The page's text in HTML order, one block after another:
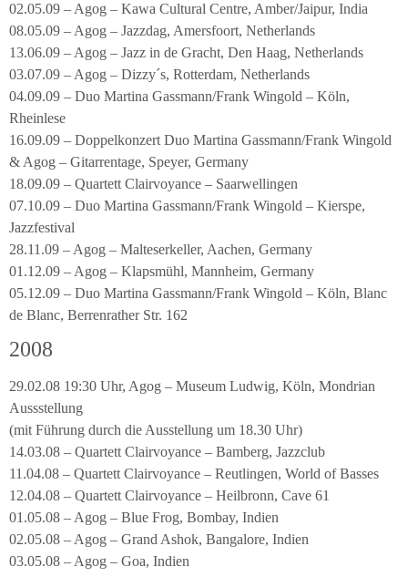
02.05.09 – Agog – Kawa Cultural Centre, Amber/Jaipur, India
08.05.09 – Agog – Jazzdag, Amersfoort, Netherlands
13.06.09 – Agog – Jazz in de Gracht, Den Haag, Netherlands
03.07.09 – Agog – Dizzy´s, Rotterdam, Netherlands
04.09.09 – Duo Martina Gassmann/Frank Wingold – Köln,
Rheinlese
16.09.09 – Doppelkonzert Duo Martina Gassmann/Frank Wingold
& Agog – Gitarrentage, Speyer, Germany
18.09.09 – Quartett Clairvoyance – Saarwellingen
07.10.09 – Duo Martina Gassmann/Frank Wingold – Kierspe,
Jazzfestival
28.11.09 – Agog – Malteserkeller, Aachen, Germany
01.12.09 – Agog – Klapsmühl, Mannheim, Germany
05.12.09 – Duo Martina Gassmann/Frank Wingold – Köln, Blanc
de Blanc, Berrenrather Str. 162
2008
29.02.08 19:30 Uhr, Agog – Museum Ludwig, Köln, Mondrian
Aussstellung
(mit Führung durch die Ausstellung um 18.30 Uhr)
14.03.08 – Quartett Clairvoyance – Bamberg, Jazzclub
11.04.08 – Quartett Clairvoyance – Reutlingen, World of Basses
12.04.08 – Quartett Clairvoyance – Heilbronn, Cave 61
01.05.08 – Agog – Blue Frog, Bombay, Indien
02.05.08 – Agog – Grand Ashok, Bangalore, Indien
03.05.08 – Agog – Goa, Indien